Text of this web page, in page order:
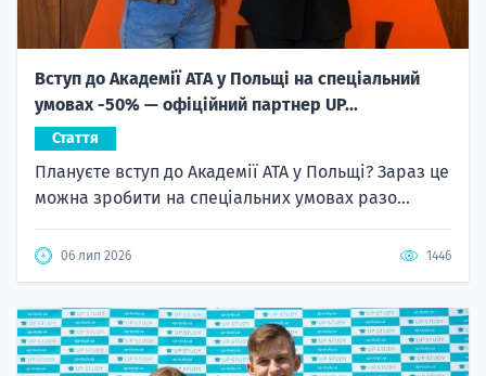
Вступ до Академії ATA у Польщі на спеціальний
умовах -50% — офіційний партнер UP...
Стаття
Плануєте вступ до Академії ATA у Польщі? Зараз це
можна зробити на спеціальних умовах разо...
06 лип 2026 1446